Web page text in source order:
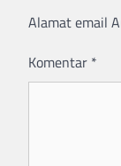
Alamat email
Komentar *